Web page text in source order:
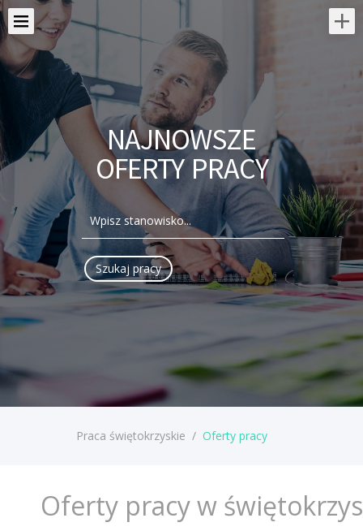
NAJNOWSZE
OFERTY PRACY
Praca świętokrzyskie / Oferty pracy
Oferty pracy w